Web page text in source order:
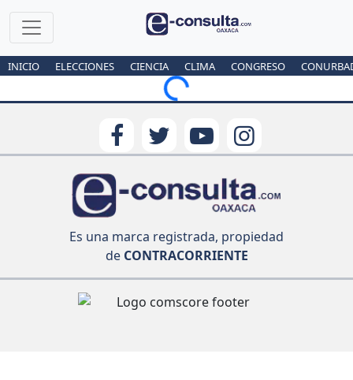
INICIO ELECCIONES CIENCIA CLIMA CONGRESO
Loading...
Es una marca registrada, propiedad
deCONTRACORRIENTE